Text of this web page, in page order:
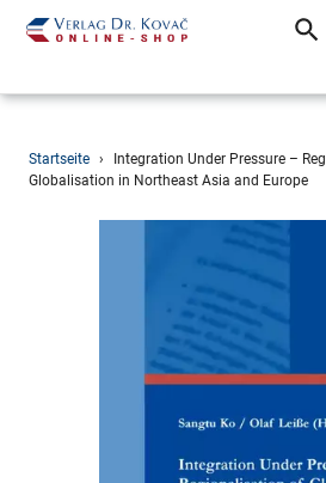
Direkt
zum
Startseite ›
Integration Under Pressure –
Globalisation in Northeast Asia and Europe